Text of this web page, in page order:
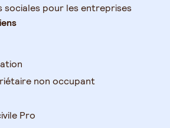
sociales pour les entreprises
non occupant
Pro